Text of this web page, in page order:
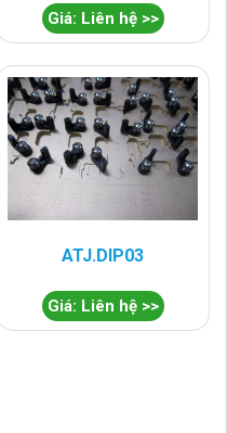
Giá: Liên hệ >>
ATJ.DIP03
Giá: Liên hệ >>